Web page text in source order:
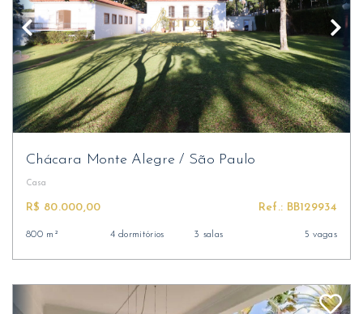
Chácara Monte Alegre/ São Paulo
Casa
R$ 80.000,00 Ref.: BB129934
800 m² 4 dormitórios 3 salas 5 vagas